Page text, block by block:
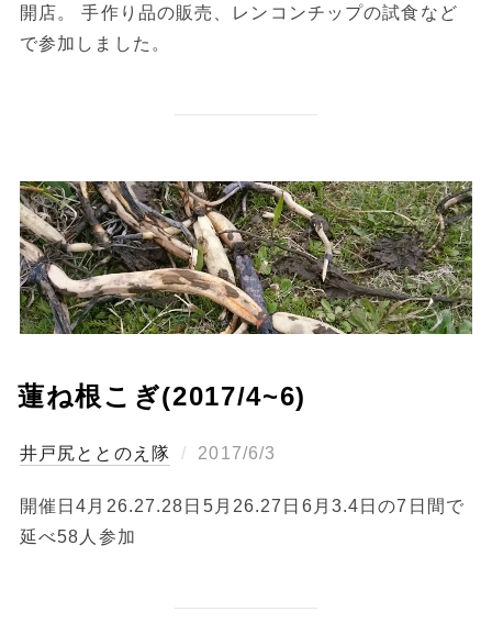
開店。 手作り品の販売、レンコンチップの試食など
で参加しました。
蓮ね根こぎ(2017/4~6)
ととのえ隊
投
日:
2017/6/3
開催日4月26.27.28日5月26.27日6月3.4日の7日間で
延べ58人参加